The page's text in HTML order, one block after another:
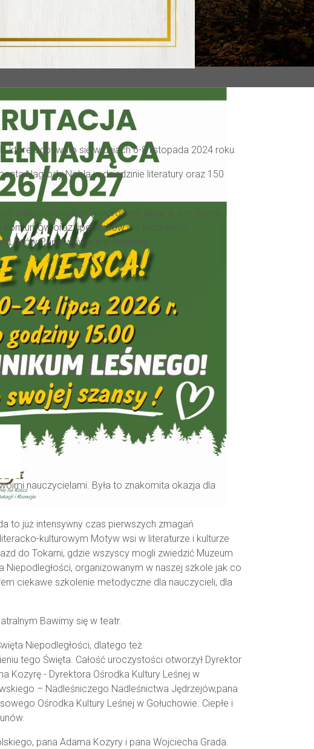
które odbywało się w dniach 6-8 listopada 2024 roku.
Nagrody Nobla w dziedzinie literatury oraz 150
roku patronatem honorowym objął je pan Adam
oraz upominków dla wszystkich
Lasów Państwowych w Radomiu.
nauczycielami. Była to znakomita okazja dla
to już intensywny czas pierwszych zmagań
kulturowym Motyw wsi w literaturze i kulturze
do Tokarni, gdzie wszyscy mogli zwiedzić Muzeum
Niepodległości, organizowanym w naszej szkole jak co
ciekawe szkolenie metodyczne dla nauczycieli, dla
Bawimy się w teatr.
Niepodległości, dlatego też
tego Święta. Całość uroczystości otworzył Dyrektor
Kozyrę - Dyrektora Ośrodka Kultury Leśnej w
– Nadleśniczego Nadleśnictwa Jędrzejów,pana
Ośrodka Kultury Leśnej w Gołuchowie. Ciepłe i
, pana Adama Kozyry i pana Wojciecha Grada.